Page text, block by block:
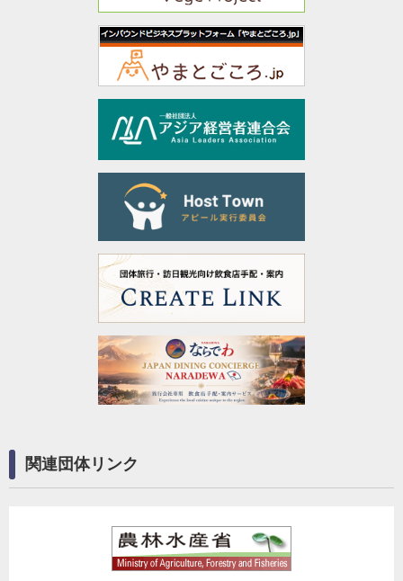
関連団体リンク